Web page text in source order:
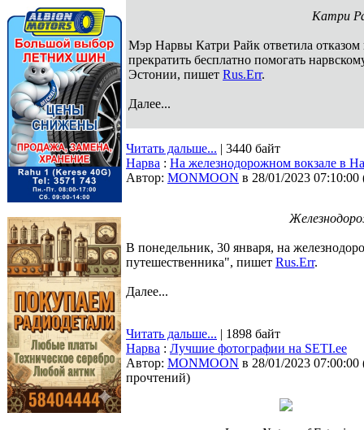
Катри
Мэр Нарвы Катри Райк ответила
прекратить бесплатно помогать
Эстонии, пишет Rus.Err.
Далее...
Читать дальше... | 3440 байт
Нарва : На железнодорожном вокзале в
Автор: MONMOON в 28/01/2023 07:10:00
В понедельник, 30 января, на
путешественника", пишет Rus.Err.
Далее...
Читать дальше... | 1898 байт
Нарва : Лучшие фотографии на SETI.ee
Автор: MONMOON в 28/01/2023 07:00:00
прочтений)